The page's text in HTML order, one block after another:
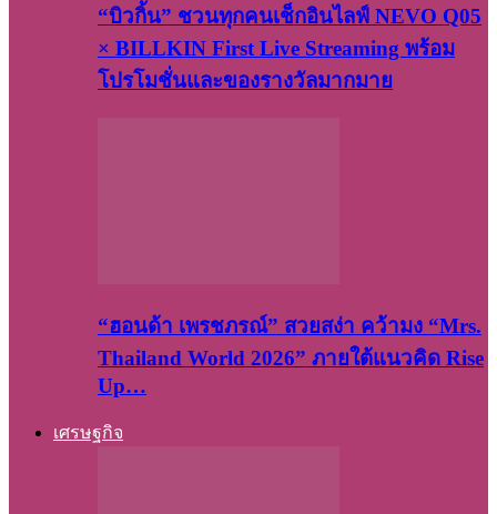
“บิวกิ้น” ชวนทุกคนเช็กอินไลฟ์ NEVO Q05
× BILLKIN First Live Streaming พร้อม
โปรโมชั่นและของรางวัลมากมาย
“ฮอนด้า เพรชภรณ์” สวยสง่า คว้ามง “Mrs.
Thailand World 2026” ภายใต้แนวคิด Rise
Up…
เศรษฐกิจ